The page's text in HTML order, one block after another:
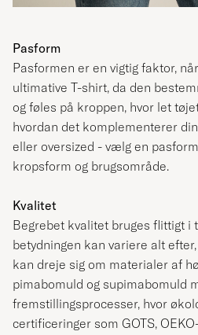
Pasform
Pasformen er en vigtig faktor,
ultimative T-shirt, da den
og føles på kroppen, hvor let
hvordan det komplementerer
eller oversized - vælg en
kropsform og brugsområde.
Kvalitet
Begrebet kvalitet bruges flittigt i
betydningen kan variere alt
kan dreje sig om materialer af
pimabomuld og supimabomuld
fremstillingsprocesser, hvor
certificeringer som GOTS,